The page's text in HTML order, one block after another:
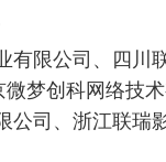
限公司、四川
梦创科网络技
司、浙江联瑞